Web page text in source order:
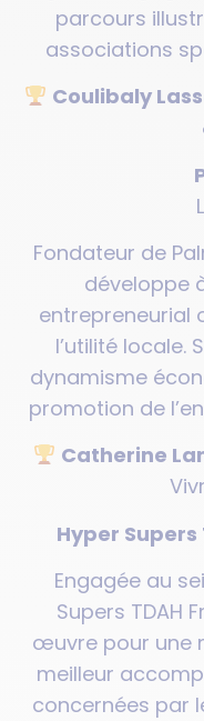
parcours
associations
Coulibaly
Fondateur de
développe
entrepreneurial
l’utilité locale.
dynamisme
promotion de
Catherine
Hyper Supers
Engagée au
Supers TDAH
œuvre pour une
meilleur
concernées par